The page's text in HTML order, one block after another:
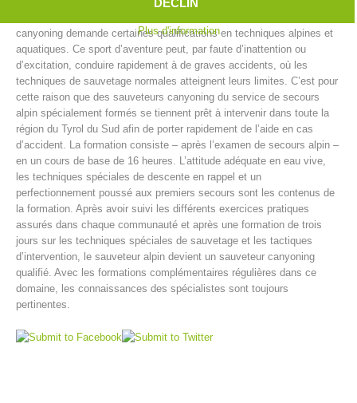
Centres de secours
canyoning demande certaines qualifications en techniques alpines et
aquatiques. Ce sport d’aventure peut, par faute d’inattention ou
d’excitation, conduire rapidement à de graves accidents, où les
techniques de sauvetage normales atteignent leurs limites. C’est pour
cette raison que des sauveteurs canyoning du service de secours
alpin spécialement formés se tiennent prêt à intervenir dans toute la
région du Tyrol du Sud afin de porter rapidement de l’aide en cas
d’accident. La formation consiste – après l’examen de secours alpin –
en un cours de base de 16 heures. L’attitude adéquate en eau vive,
les techniques spéciales de descente en rappel et un
perfectionnement poussé aux premiers secours sont les contenus de
la formation. Après avoir suivi les différents exercices pratiques
assurés dans chaque communauté et après une formation de trois
jours sur les techniques spéciales de sauvetage et les tactiques
d’intervention, le sauveteur alpin devient un sauveteur canyoning
qualifié. Avec les formations complémentaires régulières dans ce
domaine, les connaissances des spécialistes sont toujours
pertinentes.
Plus d'information